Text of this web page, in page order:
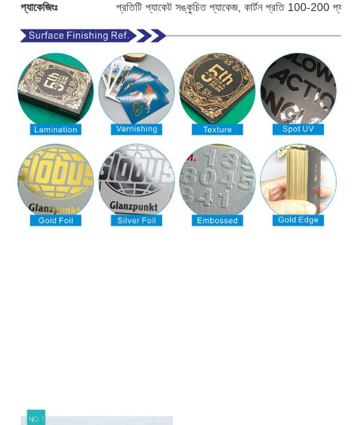
প্যাকেজিংঃ প্রতিটি প্যাকেট সঙ্কুচিত প্যাকেজ, কার্টন প্রতি 100-200